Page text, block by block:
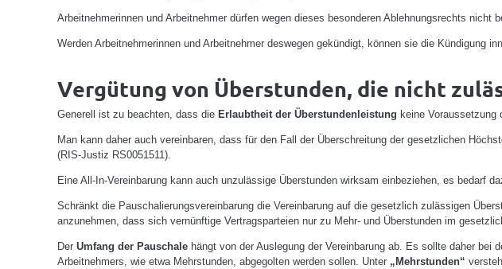
Arbeitnehmerinnen und Arbeitnehmer dürfen wegen dieses besonderen Ablehnungsrechts
Werden Arbeitnehmerinnen und Arbeitnehmer deswegen gekündigt, können sie die Kündigung
Vergütung von Überstunden, die nicht
Generell ist zu beachten, dass die Erlaubtheit der Überstundenleistung keine Voraussetzung
Man kann daher auch vereinbaren, dass für den Fall der Überschreitung der gesetzlichen
(RIS-Justiz RS0051511).
Eine All-In-Vereinbarung kann auch unzulässige Überstunden wirksam einbeziehen, es bedarf
Schränkt die Pauschalierungsvereinbarung die Vereinbarung auf die gesetzlich zulässigen
anzunehmen, dass sich vernünftige Vertragsparteien nur zu Mehr- und Überstunden im
Der Umfang der Pauschale hängt von der Auslegung der Vereinbarung ab. Es sollte daher bei
Arbeitnehmers, wie etwa Mehrstunden, abgegolten werden sollen. Unter „Mehrstunden“